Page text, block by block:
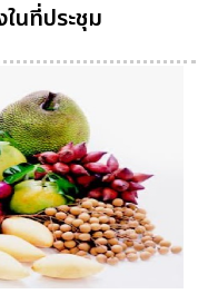
นที่ประชุม